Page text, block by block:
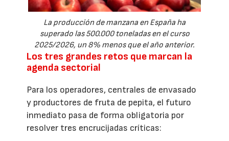
La producción de manzana en España ha
superado las 500.000 toneladas en el curso
2025/2026, un 8% menos que el año anterior.
Los tres grandes retos que marcan la
agenda sectorial
Para los operadores, centrales de envasado
y productores de fruta de pepita, el futuro
inmediato pasa de forma obligatoria por
resolver tres encrucijadas críticas: